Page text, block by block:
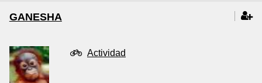
GANESHA
Actividad